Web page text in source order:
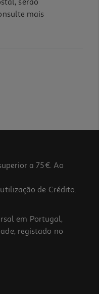
serão
mais
a 75€. Ao
de Crédito.
em Portugal,
registado no